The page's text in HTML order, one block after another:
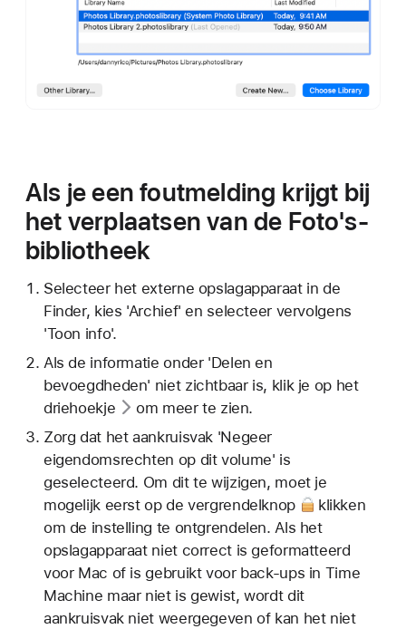
Als je een foutmelding krijgt bij
het verplaatsen van de Foto's-
bibliotheek
Selecteer het externe opslagapparaat in de
Finder, kies 'Archief' en selecteer vervolgens
'Toon info'.
Als de informatie onder 'Delen en
bevoegdheden' niet zichtbaar is, klik je op het
driehoekje
om meer te zien.
Zorg dat het aankruisvak 'Negeer
eigendomsrechten op dit volume' is
geselecteerd. Om dit te wijzigen, moet je
mogelijk eerst op devergrendelknop
klikken
om de instelling te ontgrendelen. Als het
opslagapparaat niet correct is geformatteerd
voor Mac of is gebruikt voor back-ups in Time
Machine maar niet is gewist, wordt dit
aankruisvak niet weergegeven of kan het niet